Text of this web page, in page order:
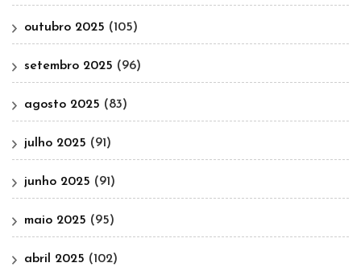
outubro 2025 (105)
setembro 2025 (96)
agosto 2025 (83)
julho 2025 (91)
junho 2025 (91)
maio 2025 (95)
abril 2025 (102)